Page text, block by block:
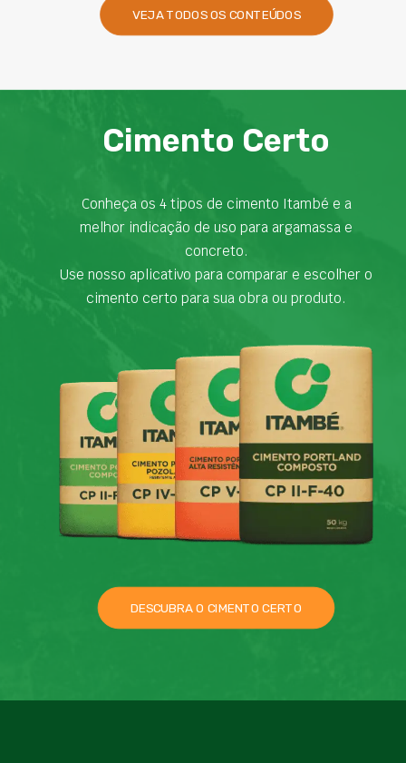
VEJA TODOS OS CONTEÚDOS
Cimento Certo
Conheça os 4 tipos de cimento Itambé e a
melhor indicação de uso para argamassa e
concreto.
Use nosso aplicativo para comparar e escolher o
cimento certo para sua obra ou produto.
DESCUBRA O CIMENTO CERTO